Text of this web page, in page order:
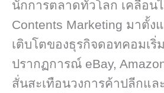
นักการตลาดทั่วโลก เคลื่อนไ
Contents Marketing มาตั้ง
เติบโตของธุรกิจดอทคอมเริ่
ปรากฏการณ์ eBay,
สั่นสะเทือนวงการค้าปลีกแล